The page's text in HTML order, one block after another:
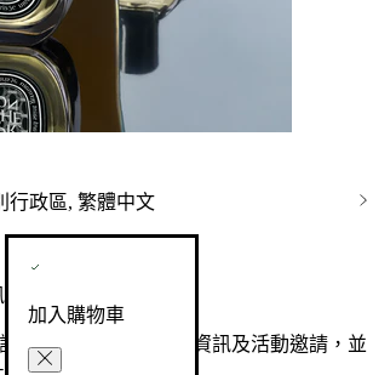
行政區, 繁體中文
加入購物車
，接收品牌最新產品資訊及活動邀請，並